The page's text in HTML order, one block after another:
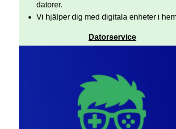
datorer.
Vi hjälper dig med digitala enheter i
Datorservice